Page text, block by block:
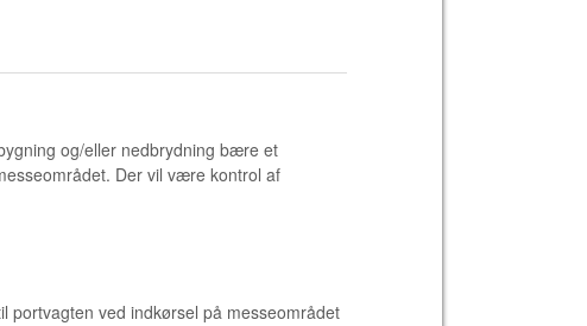
og/eller nedbrydning bære et
Der vil være kontrol af
portvagten ved indkørsel på messeområdet